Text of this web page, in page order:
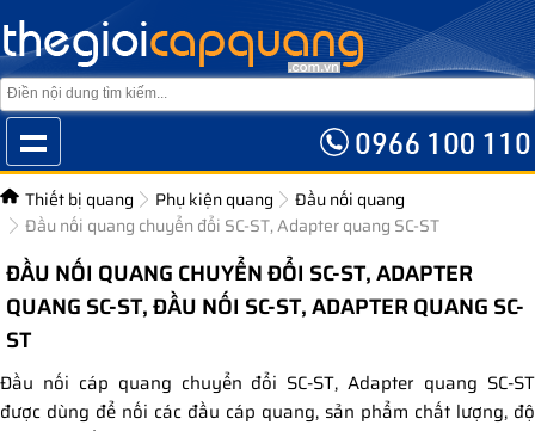
Thiết bị quang Phụ kiện quang
Đầu nối quang
Đầu nối quang chuyển đổi SC-ST, Adapter quang SC-ST
ĐẦU NỐI QUANG CHUYỂN ĐỔI SC-ST, ADAPTER
QUANG SC-ST, ĐẦU NỐI SC-ST, ADAPTER QUANG SC-
ST
Đầu nối cáp quang chuyển đổi SC-ST, Adapter quang SC-ST
được dùng để nối các đầu cáp quang, sản phẩm chất lượng, độ